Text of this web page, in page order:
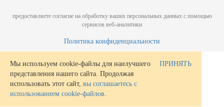
предоставляете согласие на обработку ваших персональных данных с помощью
сервисов веб-аналитики
Политика конфиденциальности
Мы используем cookie-файлы для наилучшего
представления нашего сайта. Продолжая
использовать этот сайт, вы соглашаетесь с
использованием cookie-файлов.
ПРИНЯТЬ